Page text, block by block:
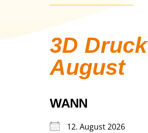
3D
August
WANN
12. August 2026